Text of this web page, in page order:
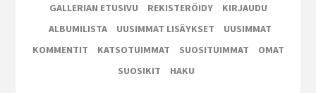
GALLERIAN ETUSIVU REKISTERÖIDY
KIRJAUDU
ALBUMILISTA
UUSIMMAT LISÄYKSET
UUSIMMAT
KOMMENTIT
KATSOTUIMMAT SUOSITUIMMAT
OMAT
SUOSIKIT
HAKU